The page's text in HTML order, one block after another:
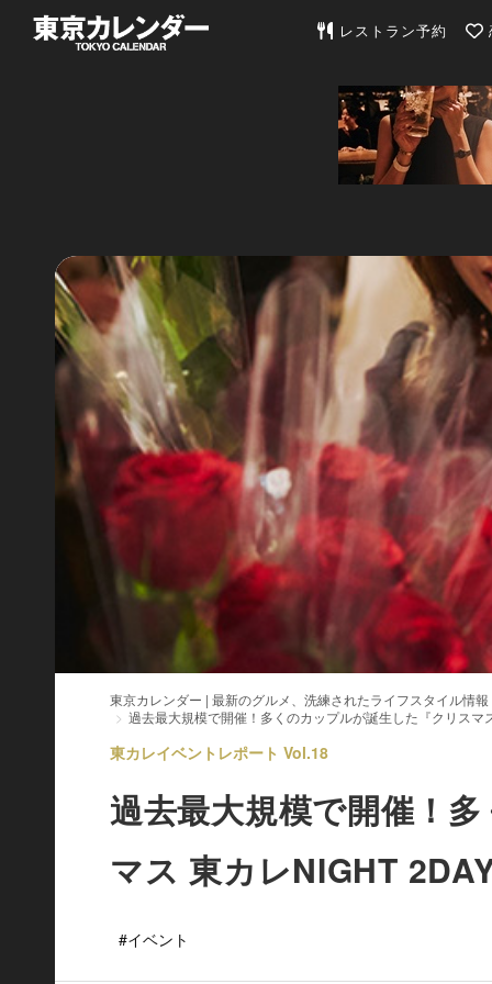
東京カレンダー | 最新
レストラン予約
東京カレンダー | 最新のグルメ、洗練されたライフスタイル情報
過去最大規模で開催！多くのカップルが誕生した『クリス
東カレイベントレポート Vol.18
過去最大規模で開催！
マス 東カレNIGHT
#イベント